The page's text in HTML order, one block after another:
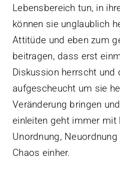
Lebensbereich tun, in
können sie unglaublich
Attitüde und eben zum
beitragen, dass erst
Diskussion herrscht und
aufgescheucht um sie
Veränderung bringen
einleiten geht immer mit
Unordnung,
Chaos einher.